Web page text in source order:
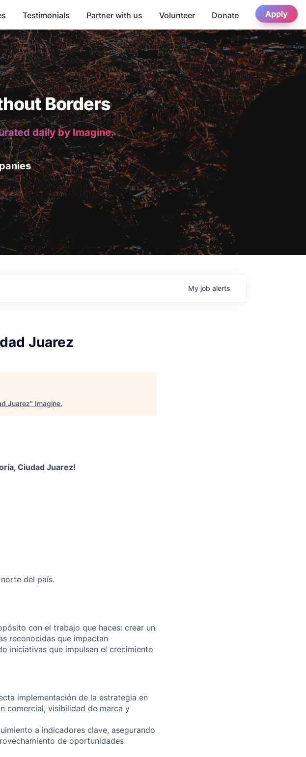
Testimonials Partner with us Volunteer Donate Apply
Borders
daily by Imagine.
My job alerts
Juarez
Juarez" Imagine.
Ciudad Juarez!
del país.
con el trabajo que haces: crear un
reconocidas que impactan
iniciativas que impulsan el crecimiento
implementación de la estrategia en
comercial, visibilidad de marca y
a indicadores clave, asegurando
de oportunidades